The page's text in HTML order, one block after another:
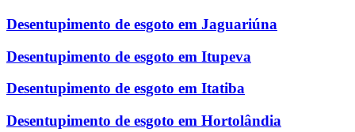
Desentupimento de esgoto em Jaguariúna
Desentupimento de esgoto em Itupeva
Desentupimento de esgoto em Itatiba
Desentupimento de esgoto em Hortolândia